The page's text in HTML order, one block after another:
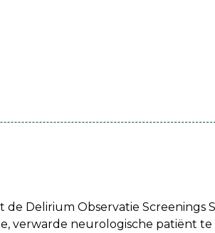
Delirium Observatie Screenings
verwarde neurologische patiënt te